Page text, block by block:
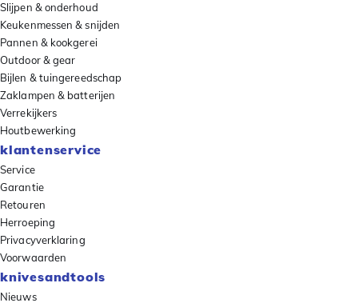
Slijpen & onderhoud
Keukenmessen & snijden
Pannen & kookgerei
Outdoor & gear
Bijlen & tuingereedschap
Zaklampen & batterijen
Verrekijkers
Houtbewerking
klantenservice
Service
Garantie
Retouren
Herroeping
Privacyverklaring
Voorwaarden
knivesandtools
Nieuws